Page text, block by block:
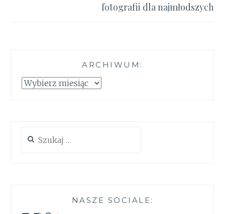
fotografii dla najmłodszych
ARCHIWUM:
Archiwum:
NASZE SOCIALE: